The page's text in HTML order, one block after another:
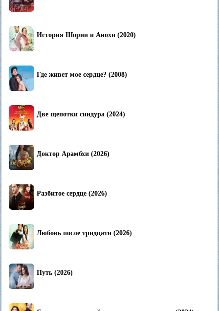
История Шории и Анохи (2020)
Где живет мое сердце? (2008)
Две щепотки синдура (2024)
Доктор Арамбхи (2026)
Разбитое сердце (2026)
Любовь после тридцати (2026)
Путь (2026)